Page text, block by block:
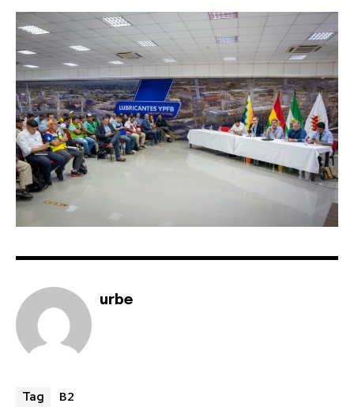
To subscribe, simply enter your email address on our website
or click the subscribe button below. Don't worry, we respect
your privacy and won't spam your inbox. Your information is
safe with us.
I've read and accept the
urbe
Tag B2